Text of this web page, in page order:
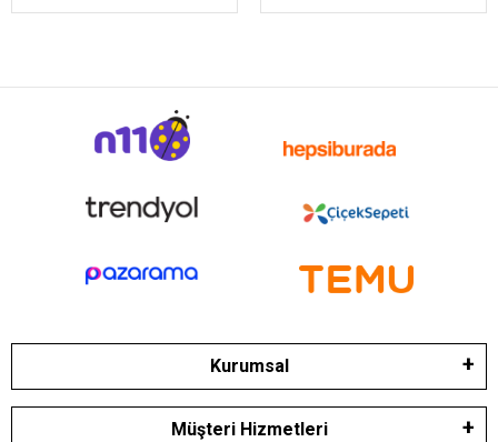
Kurumsal
Müşteri Hizmetleri